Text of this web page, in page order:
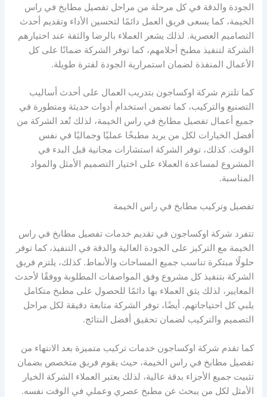
الجودة والدقة في كل مرحلة من مراحل تفصيل مطابخ في راس
الخيمة، كما يسعى فريق العمل دائمًا لتحسين الأداء وتقديم أحدث
التصاميم العصرية. لذلك يشعر العملاء بالرضا والثقة عند اختيارهم
الشركة لتنفيذ مطبخ أحلامهم، كما توفر الشركة ضمانًا على كل
الأعمال المنفذة لضمان استمرارية الجودة لفترة طويلة.
كما تلتزم شركة اوكساجون بتدريب العمال على أحدث أساليب
التصنيع والتركيب، كما تضمن استخدام أدوات حديثة ومتطورة في
جميع أعمال تفصيل مطابخ في راس الخيمة، لذلك تُعد الشركة من
أفضل الخيارات لكل من يريد مطبخًا عمليًا وجماليًا في نفس
الوقت. كذلك، توفر الشركة استشارات مجانية قبل البدء في
المشروع لمساعدة العملاء على اختيار التصميم الأمثل والمواد
المناسبة.
تفصيل وتركيب مطابخ في راس الخيمة
تتفرد شركة اوكساجون في تقديم خدمات تفصيل مطابخ في راس
الخيمة مع التركيز على الجودة العالية والدقة في التنفيذ، كما توفر
حلولًا مبتكرة تناسب جميع المساحات والأنماط. كذلك، يلتزم فريق
الشركة بتنفيذ كل مشروع وفق المواصفات المطلوبة ووفقًا لأحدث
المعايير، لذلك يثق العملاء بها دائمًا للحصول على مطبخ متكامل
يلبي كل احتياجاتهم. أيضًا، توفر الشركة متابعة دقيقة لكل مراحل
التصميم والتركيب لضمان تحقيق أفضل النتائج.
كما تقدم شركة اوكساجون خدمات تركيب متميزة بعد الانتهاء من
تفصيل مطابخ في راس الخيمة، حيث يقوم فريق متخصص بضمان
تثبيت جميع الأجزاء بدقة عالية، لذلك يعتبر العملاء الشركة الخيار
الأمثل لكل من يبحث عن مطبخ عصري وعملي في الوقت نفسه.